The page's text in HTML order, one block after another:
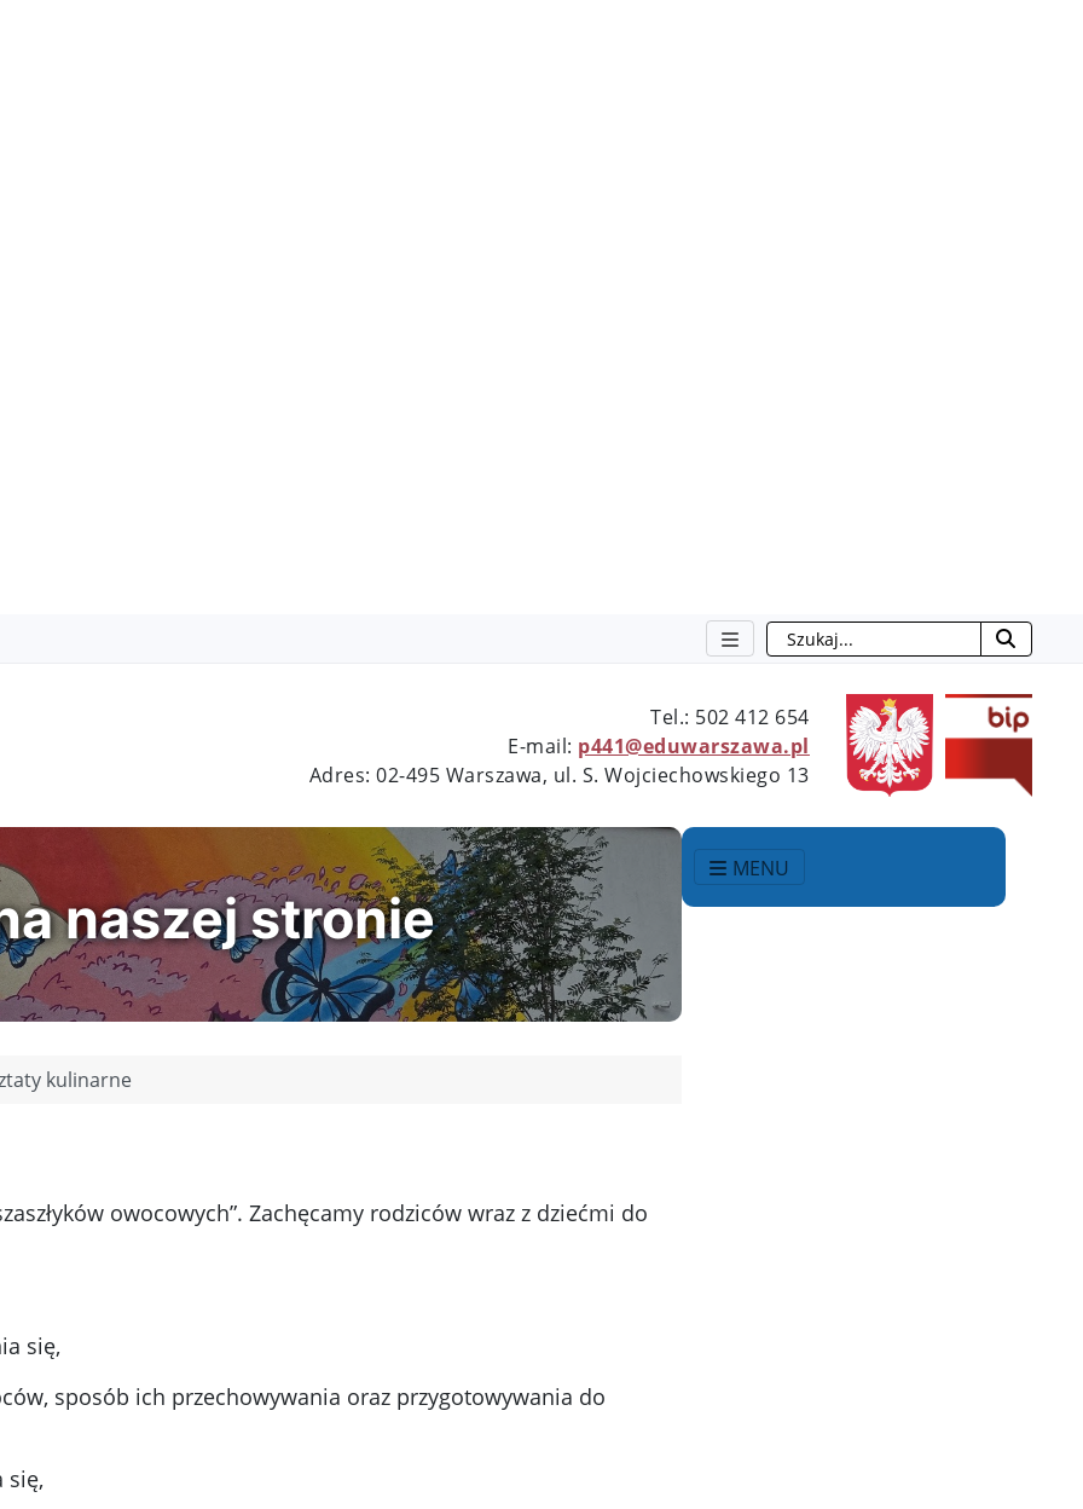
Szukaj
Tel.: 502 412 654
E-mail: p441@eduwarszawa.pl
Adres: 02-495 Warszawa, ul. S. Wojciechowskiego 13
MENU
naszej stronie
kulinarne
owocowych”. Zachęcamy rodziców wraz z dziećmi do
się,
sposób ich przechowywania oraz przygotowywania do
się,